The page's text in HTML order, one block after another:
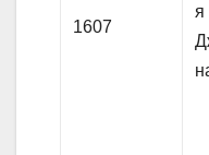
1607
я